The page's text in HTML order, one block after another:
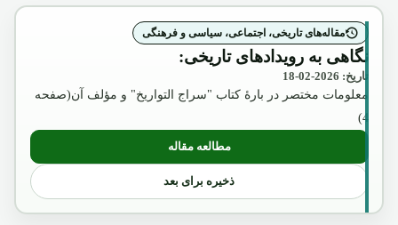
مقاله‌های تاریخی، اجتماعی، سیاسی و فرهنگی
نگاهی به رویدادهای تاریخی:
تاریخ: 2026-02-18
معلومات مختصر در بارۀ کتاب "سراج التواریخ" و مؤلف آن(صفحه
4)
مطالعه مقاله: نگاهی به رویدادهای تاریخی:
ذخیره برای بعد